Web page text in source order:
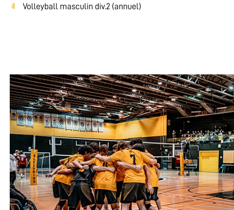
Volleyball masculin div.2 (annuel)